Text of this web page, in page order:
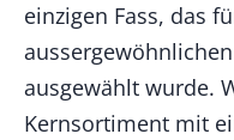
einzigen Fass, das
ausgewählt wurde.
Kernsortiment mit